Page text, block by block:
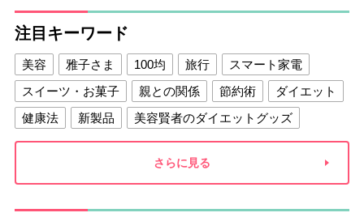
注目キーワード
美容 雅子さま 100均 旅行
スマート家電
スイーツ・お菓子
親との関係 節約術
ダイエット
健康法
新製品
美容賢者のダイエットグッズ
夫との関係
新津春子 どか食い
さらに見る